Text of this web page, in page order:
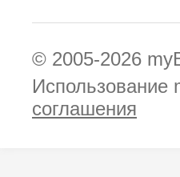
© 2005-2026
Использование
соглашения